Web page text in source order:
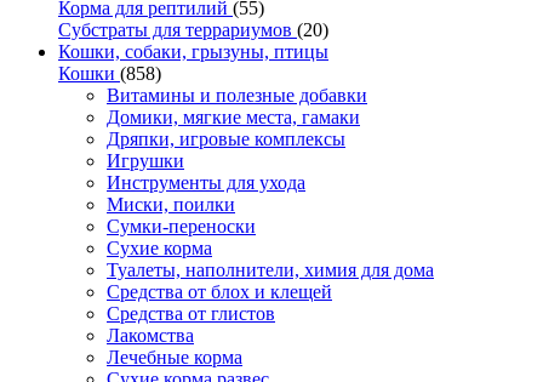
Корма для рептилий (55)
Субстраты для террариумов (20)
Кошки, собаки, грызуны, птицы
Кошки (858)
Витамины и полезные добавки
Домики, мягкие места, гамаки
Дряпки, игровые комплексы
Игрушки
Инструменты для ухода
Миски, поилки
Сумки-переноски
Сухие корма
Туалеты, наполнители, химия для дома
Средства от блох и клещей
Средства от глистов
Лакомства
Лечебные корма